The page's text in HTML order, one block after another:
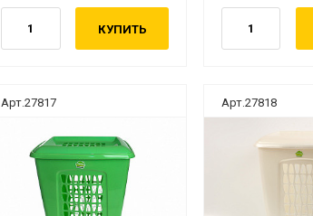
КУПИТЬ
Арт.27817 Арт.27818